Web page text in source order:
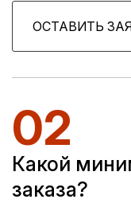
ОСТАВИТЬ
02
Какой
заказа?